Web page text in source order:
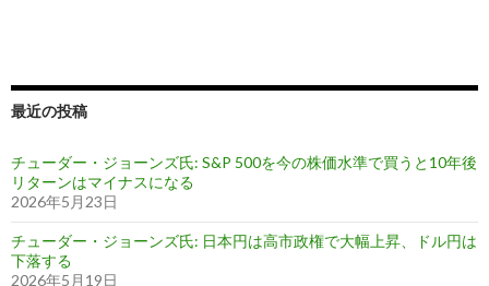
最近の投稿
チューダー・ジョーンズ氏: S&P 500を今の株価水準で買うと10年後
リターンはマイナスになる
2026年5月23日
チューダー・ジョーンズ氏: 日本円は高市政権で大幅上昇、ドル円は
下落する
2026年5月19日